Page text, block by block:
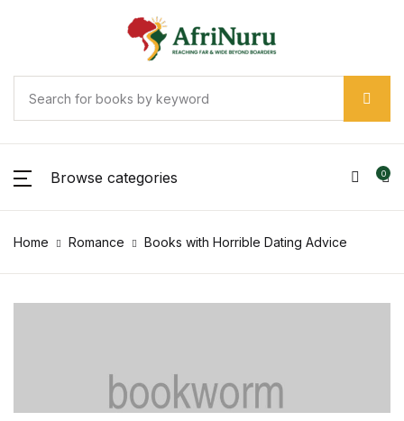
Browse categories 0
Home Romance Books with Horrible Dating Advice